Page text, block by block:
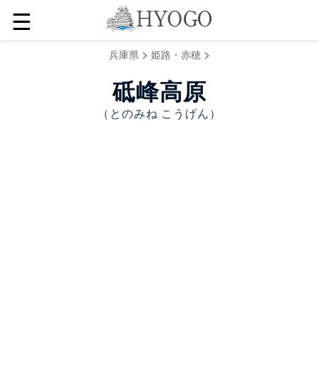
☰
兵庫県 > 姫路・赤穂 >
砥峰高原
（とのみね こうげん）